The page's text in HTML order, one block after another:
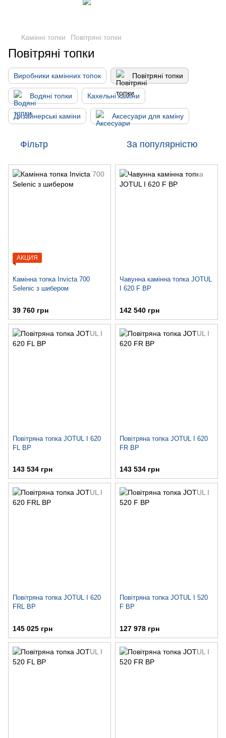
Камінні топки Повітряні топки
Повітряні топки
Виробники камінних топок Повітряні топки
Водяні топки Кахельні каміни
Дизайнерські каміни Аксесуари для каміну
Фільтр За популярністю
АКЦИЯ
Камінна топка Invicta 700
Selenic з шибером
39 760 грн
Чавунна камінна топка JOTUL
I 620 F BP
142 540 грн
Повітряна топка JOTUL I 620
FL BP
143 534 грн
Повітряна топка JOTUL I 620
FR BP
143 534 грн
Повітряна топка JOTUL I 620
FRL BP
145 025 грн
Повітряна топка JOTUL I 520
F BP
127 978 грн